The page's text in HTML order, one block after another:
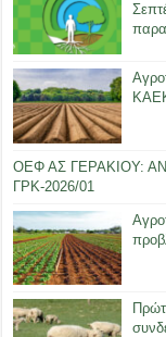
ΟΕΦ ΑΣ ΓΕΡΑΚΙΟΥ:
ΓΡΚ-2026/01